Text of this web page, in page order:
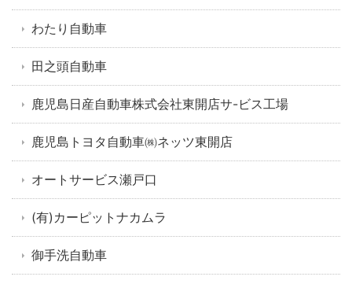
わたり自動車
田之頭自動車
鹿児島日産自動車株式会社東開店サ-ビス工場
鹿児島トヨタ自動車㈱ネッツ東開店
オートサービス瀬戸口
(有)カーピットナカムラ
御手洗自動車